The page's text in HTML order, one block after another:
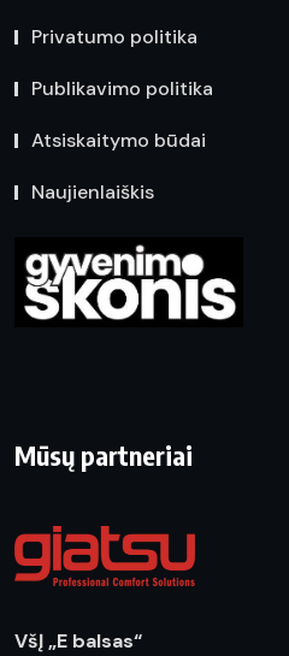
Privatumo politika
Publikavimo politika
Atsiskaitymo būdai
Naujienlaiškis
Mūsų partneriai
VšĮ „E balsas“